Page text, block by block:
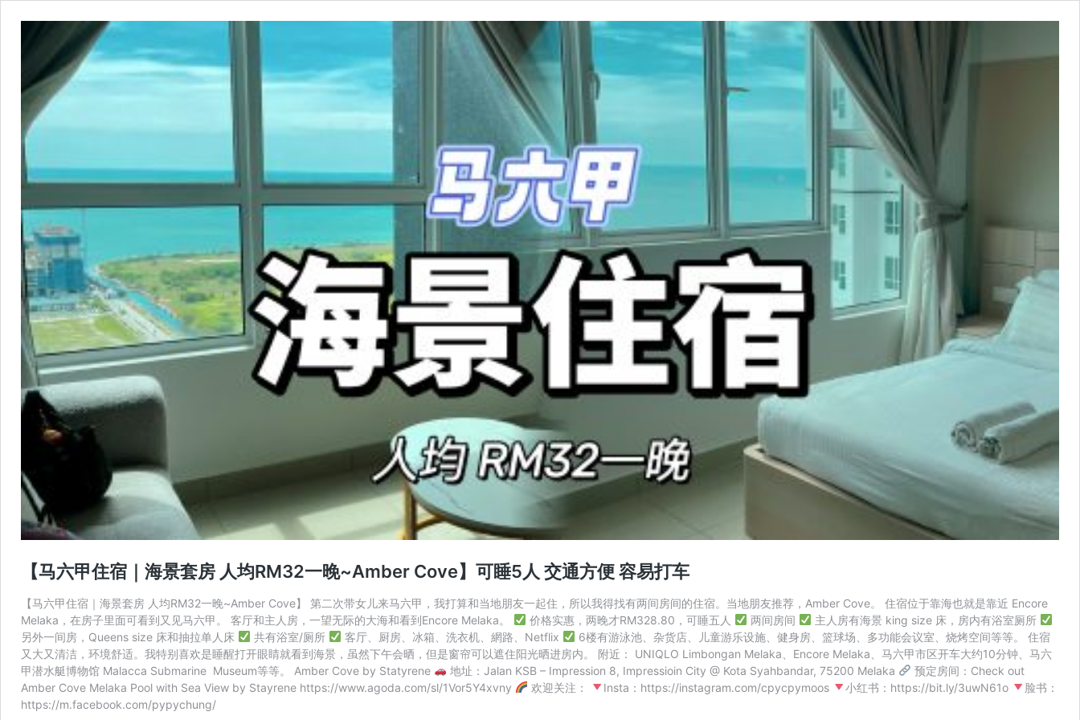
【马六甲住宿｜海景套房 人均RM32一晚~Amber Cove】可睡5人 交通方便 容易打车
【马六甲住宿｜海景套房 人均RM32一晚~Amber Cove】 第二次带女儿来马六甲，我打算和当地朋友一起住，所以我得找有两间房间的住宿。当地朋友推荐，Amber Cove。 住宿位于靠海也就是靠近 Encore
Melaka，在房子里面可看到又见马六甲。 客厅和主人房，一望无际的大海和看到Encore Melaka。
价格实惠，两晚才RM328.80，可睡五人 两间房间
主人房有海景 king size 床，房内有浴室厕所
另外一间房，Queens size 床和抽拉单人床
共有浴室/厕所 客厅、厨房、冰箱、洗衣机、網路、Netflix
6楼有游泳池、杂货店、儿童游乐设施、健身房、篮球场、多功能会议室、烧烤空间等等。 住宿
又大又清洁，环境舒适。我特别喜欢是睡醒打开眼睛就看到海景，虽然下午会晒，但是窗帘可以遮住阳光晒进房内。 附近： UNIQLO Limbongan Melaka、Encore Melaka、马六甲市区开车大约10分钟、马六
甲潜水艇博物馆 Malacca Submarine Museum等等。 Amber Cove by Statyrene
地址：Jalan KSB – Impression 8, Impressioin City @ Kota Syahbandar, 75200 Melaka
预定房间：Check out
Amber Cove Melaka Pool with Sea View by Stayrene https://www.agoda.com/sl/1Vor5Y4xvny
欢迎关注： Insta：https://instagram.com/cpycpymoos 小红书：https://bit.ly/3uwN61o
脸书：
https://m.facebook.com/pypychung/